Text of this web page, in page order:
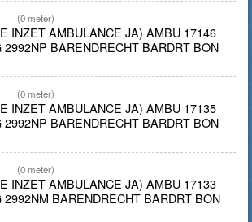
(0 meter)
INZET AMBULANCE JA) AMBU 17146
2992NP BARENDRECHT BARDRT BON
(0 meter)
INZET AMBULANCE JA) AMBU 17135
2992NP BARENDRECHT BARDRT BON
(0 meter)
INZET AMBULANCE JA) AMBU 17133
2992NM BARENDRECHT BARDRT BON